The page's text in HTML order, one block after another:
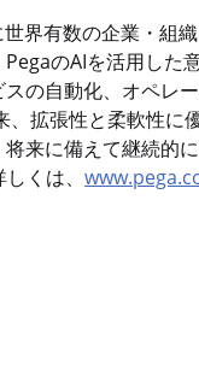
界有数の企業・組
のAIを活用した
の自動化、オペレ
拡張性と柔軟性に
来に備えて継続的
くは、